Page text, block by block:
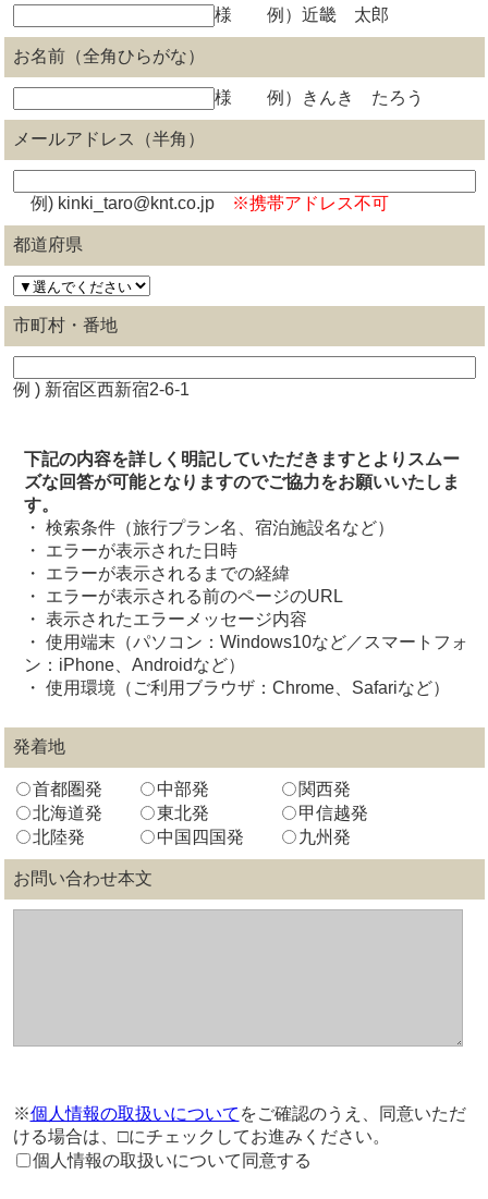
様 例）近畿 太郎
お名前（全角ひらがな）
様 例）きんき たろう
メールアドレス（半角）
例) kinki_taro@knt.co.jp ※携帯アドレス不可
都道府県
市町村・番地
例 ) 新宿区西新宿2-6-1
下記の内容を詳しく明記していただきますとよりスムー
ズな回答が可能となりますのでご協力をお願いいたしま
す。
・ 検索条件（旅行プラン名、宿泊施設名など）
・ エラーが表示された日時
・ エラーが表示されるまでの経緯
・ エラーが表示される前のページのURL
・ 表示されたエラーメッセージ内容
・ 使用端末（パソコン：Windows10など／スマートフォ
ン：iPhone、Androidなど）
・ 使用環境（ご利用ブラウザ：Chrome、Safariなど）
発着地
首都圏発 中部発
関西発
北海道発
東北発
甲信越発
北陸発
中国四国発 九州発
お問い合わせ本文
※個人情報の取扱いについて をご確認のうえ、同意いただ
ける場合は、□にチェックしてお進みください。
個人情報の取扱いについて同意する